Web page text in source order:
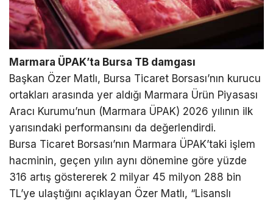
Marmara ÜPAK’ta Bursa TB damgası
Başkan Özer Matlı, Bursa Ticaret Borsası’nın kurucu
ortakları arasında yer aldığı Marmara Ürün Piyasası
Aracı Kurumu’nun (Marmara ÜPAK) 2026 yılının ilk
yarısındaki performansını da değerlendirdi.
Bursa Ticaret Borsası’nın Marmara ÜPAK’taki işlem
hacminin, geçen yılın aynı dönemine göre yüzde
316 artış göstererek 2 milyar 45 milyon 288 bin
TL’ye ulaştığını açıklayan Özer Matlı, “Lisanslı